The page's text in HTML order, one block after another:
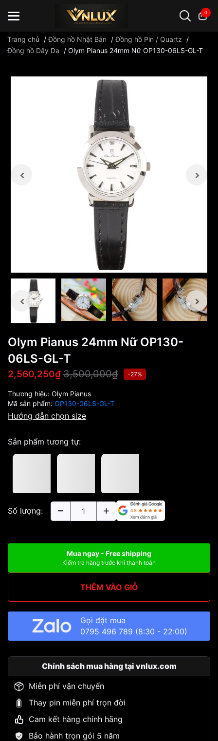
0
Trang chủ /Đồng hồ Nhật Bản /Đồng hồ Pin / Quartz
/
Đồng hồ Dây Da
/ Olym Pianus 24mm Nữ OP130-06LS-GL-T
Olym Pianus 24mm Nữ OP130-
06LS-GL-T
2,560,250₫ 3,500,000₫ -27%
Thương hiệu: Olym Pianus
Mã sản phẩm: OP130-06LS-GL-T
Hướng dẫn chọn size
Sản phẩm tương tự:
Số lượng:
Mua ngay - Free shipping
Kiểm tra hàng trước khi thanh toán
THÊM VÀO GIỎ
Gọi đặt mua
0795 496 789 (8:30 - 22:00)
Chính sách mua hàng tại vnlux.com
Miễn phí vận chuyển
Thay pin miễn phí trọn đời
Cam kết hàng chính hãng
Bảo hành trọn gói 5 năm